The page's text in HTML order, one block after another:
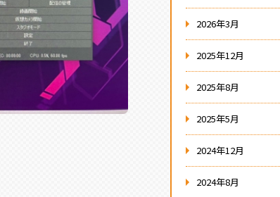
2026年3月
2025年12月
2025年8月
2025年5月
2024年12月
2024年8月